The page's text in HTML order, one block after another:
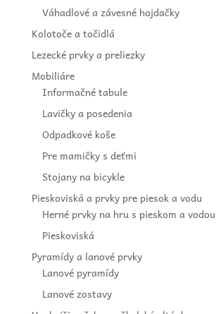
Váhadlové a závesné hojdačky
Kolotoče a točidlá
Lezecké prvky a preliezky
Mobiliáre
Informačné tabule
Lavičky a posedenia
Odpadkové koše
Pre mamičky s deťmi
Stojany na bicykle
Pieskoviská a prvky pre piesok a vodu
Herné prvky na hru s pieskom a vodou
Pieskoviská
Pyramídy a lanové prvky
Lanové pyramídy
Lanové zostavy